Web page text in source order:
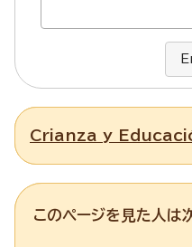
Crianza y
このページを見た人は